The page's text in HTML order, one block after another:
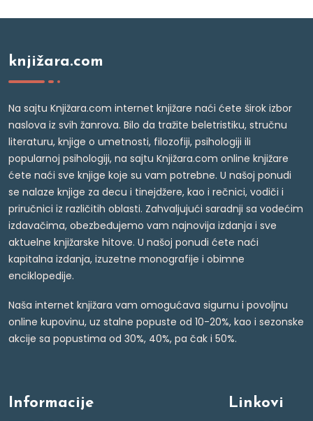
knjižara.com
Na sajtu Knjižara.com internet knjižare naći ćete širok izbor
naslova iz svih žanrova. Bilo da tražite beletristiku, stručnu
literaturu, knjige o umetnosti, filozofiji, psihologiji ili
popularnoj psihologiji, na sajtu Knjižara.com online knjižare
ćete naći sve knjige koje su vam potrebne. U našoj ponudi
se nalaze knjige za decu i tinejdžere, kao i rečnici, vodiči i
priručnici iz različitih oblasti. Zahvaljujući saradnji sa vodećim
izdavačima, obezbeđujemo vam najnovija izdanja i sve
aktuelne knjižarske hitove. U našoj ponudi ćete naći
kapitalna izdanja, izuzetne monografije i obimne
enciklopedije.
Naša internet knjižara vam omogućava sigurnu i povoljnu
online kupovinu, uz stalne popuste od 10-20%, kao i sezonske
akcije sa popustima od 30%, 40%, pa čak i 50%.
Informacije Linkovi